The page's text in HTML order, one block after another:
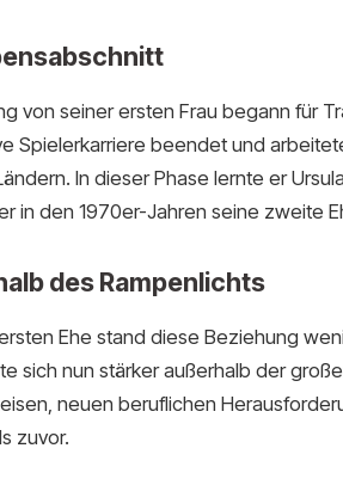
von seiner ersten Frau begann für
Spielerkarriere beendet und
In dieser Phase lernte er
in den 1970er-Jahren seine zweite
des Rampenlichts
Ehe stand diese Beziehung
sich nun stärker außerhalb der
neuen beruflichen
zuvor.